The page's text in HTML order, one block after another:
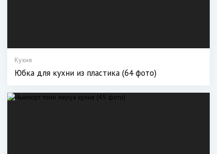
Кухня
Юбка для кухни из пластика (64 фото)